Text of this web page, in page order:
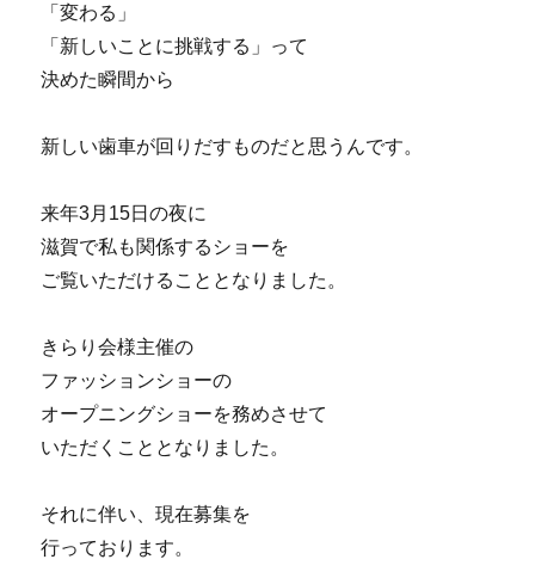
「変わる」
「新しいことに挑戦する」って
決めた瞬間から
新しい歯車が回りだすものだと思うんです。
来年3月15日の夜に
滋賀で私も関係するショーを
ご覧いただけることとなりました。
きらり会様主催の
ファッションショーの
オープニングショーを務めさせて
いただくこととなりました。
それに伴い、現在募集を
行っております。